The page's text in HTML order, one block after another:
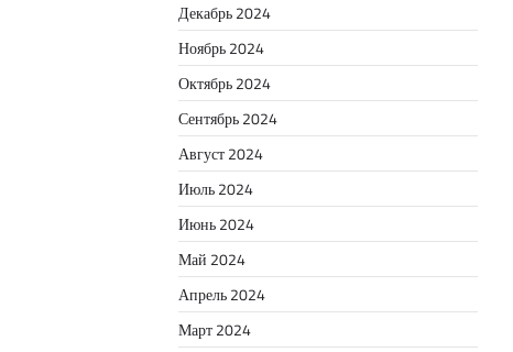
Декабрь 2024
Ноябрь 2024
Октябрь 2024
Сентябрь 2024
Август 2024
Июль 2024
Июнь 2024
Май 2024
Апрель 2024
Март 2024